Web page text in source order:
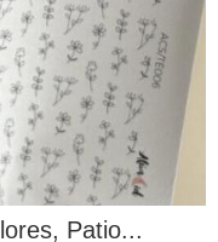
Patio...